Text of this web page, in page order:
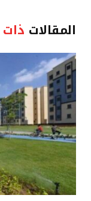
المقالات